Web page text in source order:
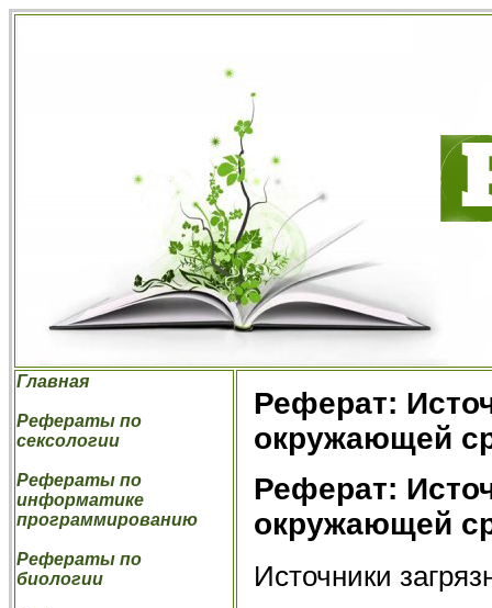
Главная
Рефераты по
сексологии
Рефераты по
информатике
программированию
Рефераты по
биологии
Реферат:
окружающей
Реферат:
окружающей
Источники